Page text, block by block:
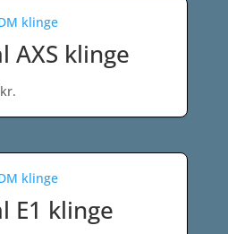
399,00 kr..
AXS klinge
kr.
aktuelle
499,00 kr..
E1 klinge